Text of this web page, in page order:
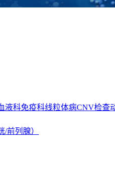
液科免疫科线粒体病CNV检查
/前列腺）